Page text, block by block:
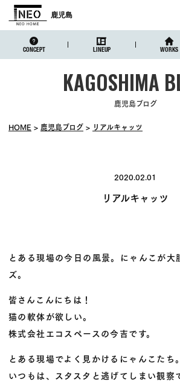
鹿児島
CONCEPT LINEUP WORKS
鹿児島ブログ
HOME 鹿児島ブログ リアルキャッツ
2020.02.01
リアルキャッツ
とある現場の今日の風景。にゃんこが大
ズ。
皆さんこんにちは！
猫の軟体が欲しい。
株式会社エコスペースの今吉です。
とある現場でよく見かけるにゃんこたち。
いつもは、スタスタと逃げてしまい観察